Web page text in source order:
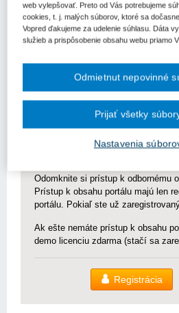
Súdny dvor Európskej únie vydal v
2022 nasledujúce návrhy k
obstarávania.
podania
Pre zobrazenie článku nemáte
Odomknite si prístup k odbornému
Prístup k obsahu portálu majú len
portálu. Pokiaľ ste už
Ak ešte nemáte prístup k obsahu
demo licenciu zdarma (stačí sa
Registrácia
web vylepšovať. Preto od Vás potrebujeme
cookies, t. j. malých súborov, ktoré sa
Vopred ďakujeme za udelenie súhlasu. Dáta
služieb a prispôsobenie obsahu webu priamo
Nastavenia
Odmietnut nepovinné
Prijať všetky